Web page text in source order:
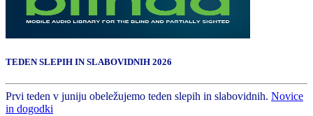
TEDEN SLEPIH IN SLABOVIDNIH 2026
Prvi teden v juniju obeležujemo teden slepih in slabovidnih. Novice
in dogodki